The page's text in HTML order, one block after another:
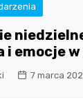
i emocje
7 marca